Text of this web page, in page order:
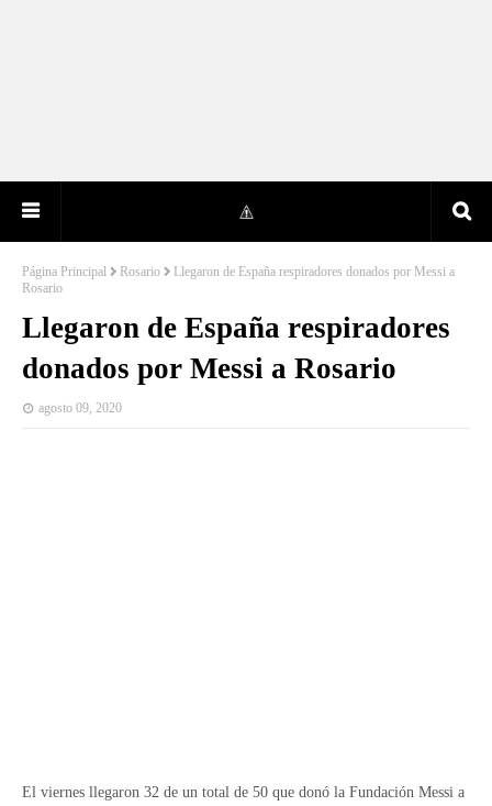
Página Principal Rosario
Llegaron de España respiradores donados por Messi a
Rosario
Llegaron de España respiradores
donados por Messi a Rosario
agosto 09, 2020
El viernes llegaron 32 de un total de 50 que donó la Fundación Messi a